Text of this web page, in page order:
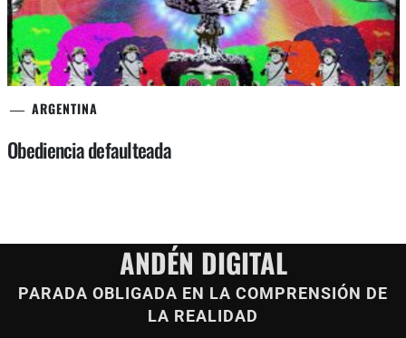
ARGENTINA
Obediencia defaulteada
ANDÉN DIGITAL
PARADA OBLIGADA EN LA COMPRENSIÓN DE
LA REALIDAD